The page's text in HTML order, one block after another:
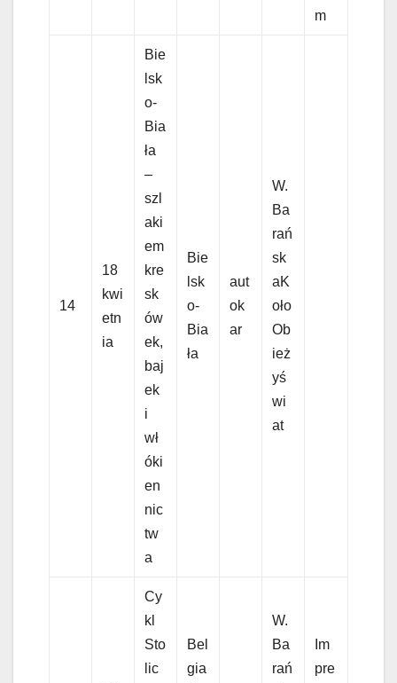
m
14
18
kwi
etn
ia
Bie
lsk
o-
Bia
ła
–
szl
aki
em
kre
sk
ów
ek,
baj
ek
i
wł
óki
en
nic
tw
a
Bie
lsk
o-
Bia
ła
aut
ok
ar
W.
Ba
rań
sk
aK
oło
Ob
ież
yś
wi
at
Cy
kl
Sto
lic
Bel
gia
W.
Ba
rań
Im
pre